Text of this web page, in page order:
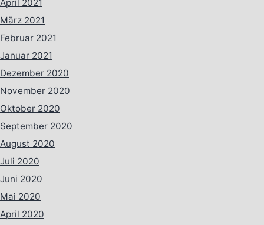
April 2021
März 2021
Februar 2021
Januar 2021
Dezember 2020
November 2020
Oktober 2020
September 2020
August 2020
Juli 2020
Juni 2020
Mai 2020
April 2020